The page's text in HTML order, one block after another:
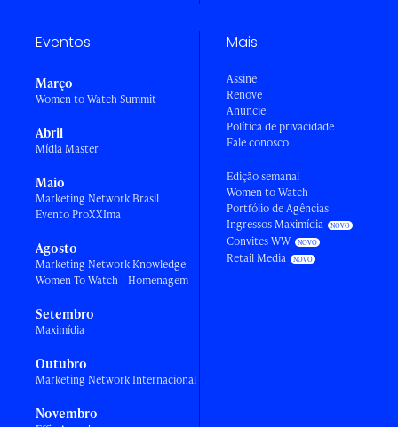
Eventos
Março
Women to Watch Summit
Abril
Mídia Master
Maio
Marketing Network Brasil
Evento ProXXIma
Agosto
Marketing Network Knowledge
Women To Watch - Homenagem
Setembro
Maximídia
Outubro
Marketing Network Internacional
Novembro
Mais
Assine
Renove
Anuncie
Política de privacidade
Fale conosco
Edição semanal
Women to Watch
Portfólio de Agências
Ingressos Maximídia
Convites WW
Retail Media